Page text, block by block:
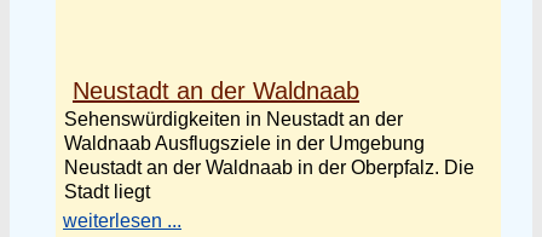
Neustadt an der Waldnaab
Sehenswürdigkeiten in Neustadt an der
Waldnaab Ausflugsziele in der Umgebung
Neustadt an der Waldnaab in der Oberpfalz. Die
Stadt liegt
weiterlesen ...